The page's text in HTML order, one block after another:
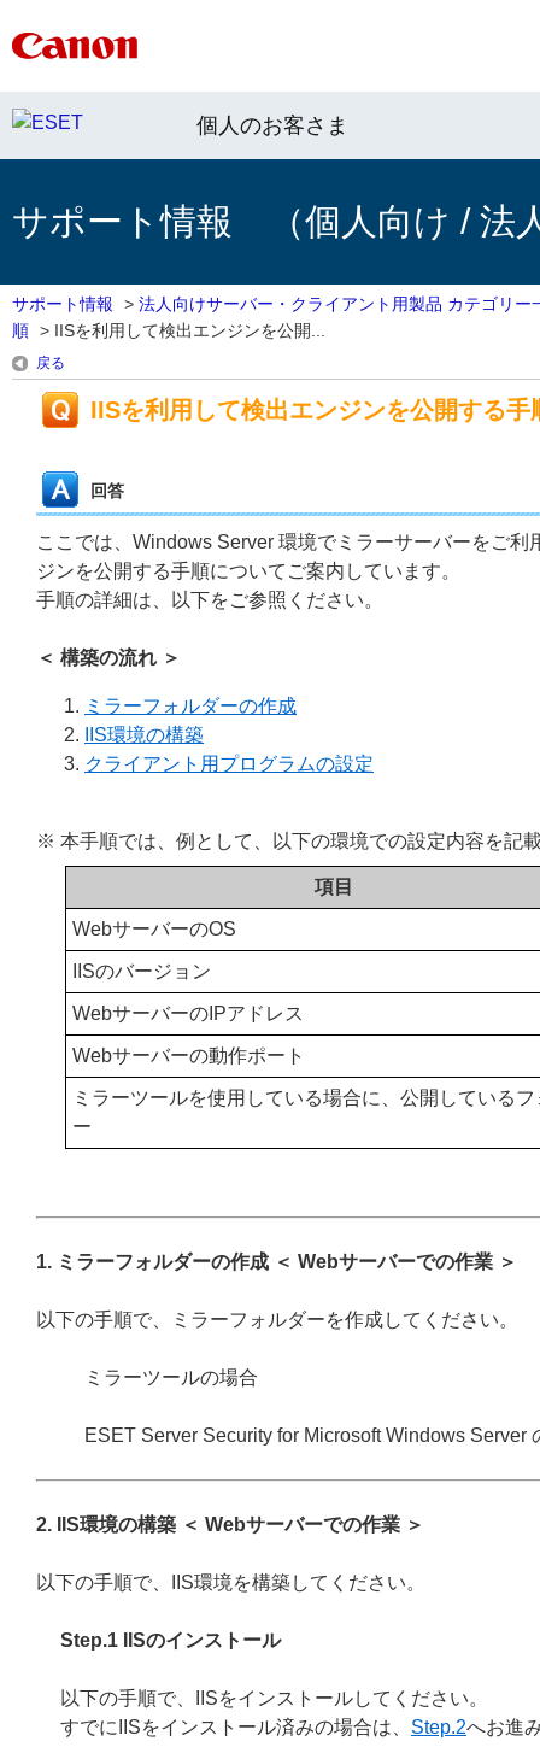
個人のお客さま
サポート情報 （個人向け / 法
サポート情報 > 法人向けサーバー・クライアント用製品 カテゴリー
順 > IISを利用して検出エンジンを公開...
戻る
IISを利用して検出エンジンを公開する手
回答
ここでは、Windows Server 環境でミラーサーバーをご
ジンを公開する手順についてご案内しています。
手順の詳細は、以下をご参照ください。
＜ 構築の流れ ＞
ミラーフォルダーの作成
IIS環境の構築
クライアント用プログラムの設定
※ 本手順では、例として、以下の環境での設定内容を記
項目
WebサーバーのOS
IISのバージョン
WebサーバーのIPアドレス
Webサーバーの動作ポート
ミラーツールを使用している場合に、公開している
ー
1. ミラーフォルダーの作成 ＜ Webサーバーでの作業 ＞
以下の手順で、ミラーフォルダーを作成してください。
ミラーツールの場合
ESET Server Security for Microsoft Windows Server
2. IIS環境の構築 ＜ Webサーバーでの作業 ＞
以下の手順で、IIS環境を構築してください。
Step.1 IISのインストール
以下の手順で、IISをインストールしてください。
すでにIISをインストール済みの場合は、 Step.2へお進